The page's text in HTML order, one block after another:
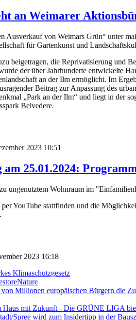
an Weimarer
Ausverkauf von Weimars Grün“ unter
für Gartenkunst und
beigetragen, die Reprivatisierung und
der über Jahrhunderte entwickelte
an der Ilm ermöglicht. Im
Beitrag zur Anpassung des
„Park an der Ilm“ und liegt in der
Belvedere.
2023 10:51
am 25.01.2024:
ungenutztem Wohnraum im
YouTube stattfinden und die
2023 16:18
Klimaschutzgesetz
Millionen europäischen Bürgern die
Haus mit Zukunft - Die GRÜNE LIGA
Spree wird zum Insidertipp in der